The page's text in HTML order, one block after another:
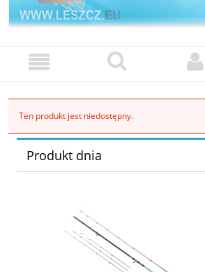
Ten produkt jest niedostępny.
Produkt dnia